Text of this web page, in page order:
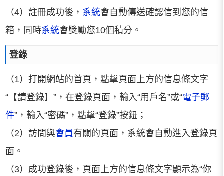
（4）註冊成功後， 系統會自動傳送確認信到您的信
箱，同時系統會獎勵您10個積分。
登錄
（1）打開網站的首頁，點擊頁面上方的信息條文字
“【請登錄】”，在登錄頁面，輸入“用戶名”或“電子郵
件”，輸入“密碼”，點擊“登錄”按鈕；
（2）訪問與會員有關的頁面，系統會自動進入登錄頁
面。
（3）成功登錄後，頁面上方的信息條文字顯示為“你